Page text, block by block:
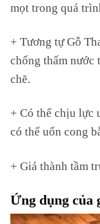
mọt trong quá
+ Tương tự Gỗ
chống thấm nước
chẽ.
+ Có thể chịu lực
có thể uốn cong
+ Giá thành tầm
Ứng dụng của